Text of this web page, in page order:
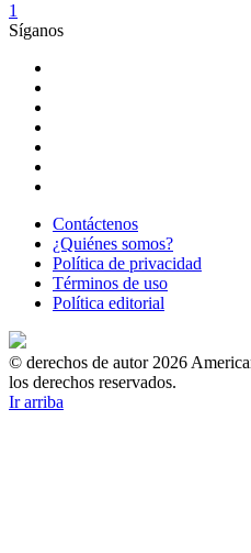
1
Síganos
Contáctenos
¿Quiénes somos?
Política de privacidad
Términos de uso
Política editorial
© derechos de autor 2026
los derechos reservados.
Ir arriba